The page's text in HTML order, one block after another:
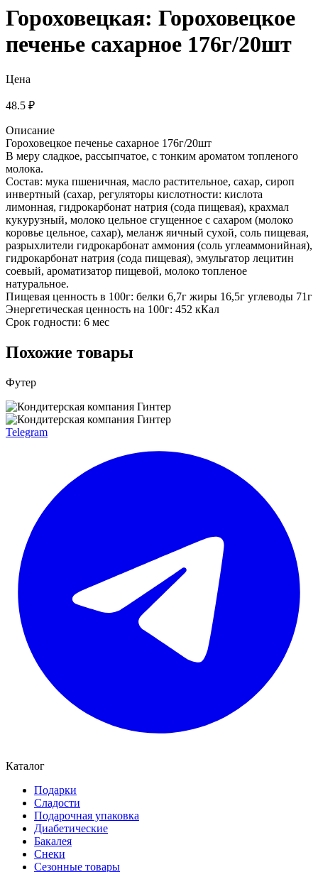
Гороховецкая: Гороховецкое
печенье сахарное 176г/20шт
Цена
48.5 ₽
Описание
Гороховецкое печенье сахарное 176г/20шт
В меру сладкое, рассыпчатое, с тонким ароматом топленого
молока.
Состав: мука пшеничная, масло растительное, сахар, сироп
инвертный (сахар, регуляторы кислотности: кислота
лимонная, гидрокарбонат натрия (сода пищевая), крахмал
кукурузный, молоко цельное сгущенное с сахаром (молоко
коровье цельное, сахар), меланж яичный сухой, соль пищевая,
разрыхлители гидрокарбонат аммония (соль углеаммонийная),
гидрокарбонат натрия (сода пищевая), эмульгатор лецитин
соевый, ароматизатор пищевой, молоко топленое
натуральное.
Пищевая ценность в 100г: белки 6,7г жиры 16,5г углеводы 71г
Энергетическая ценность на 100г: 452 кКал
Срок годности: 6 мес
Похожие товары
Футер
Telegram
Каталог
Подарки
Сладости
Подарочная упаковка
Диабетические
Бакалея
Снеки
Сезонные товары